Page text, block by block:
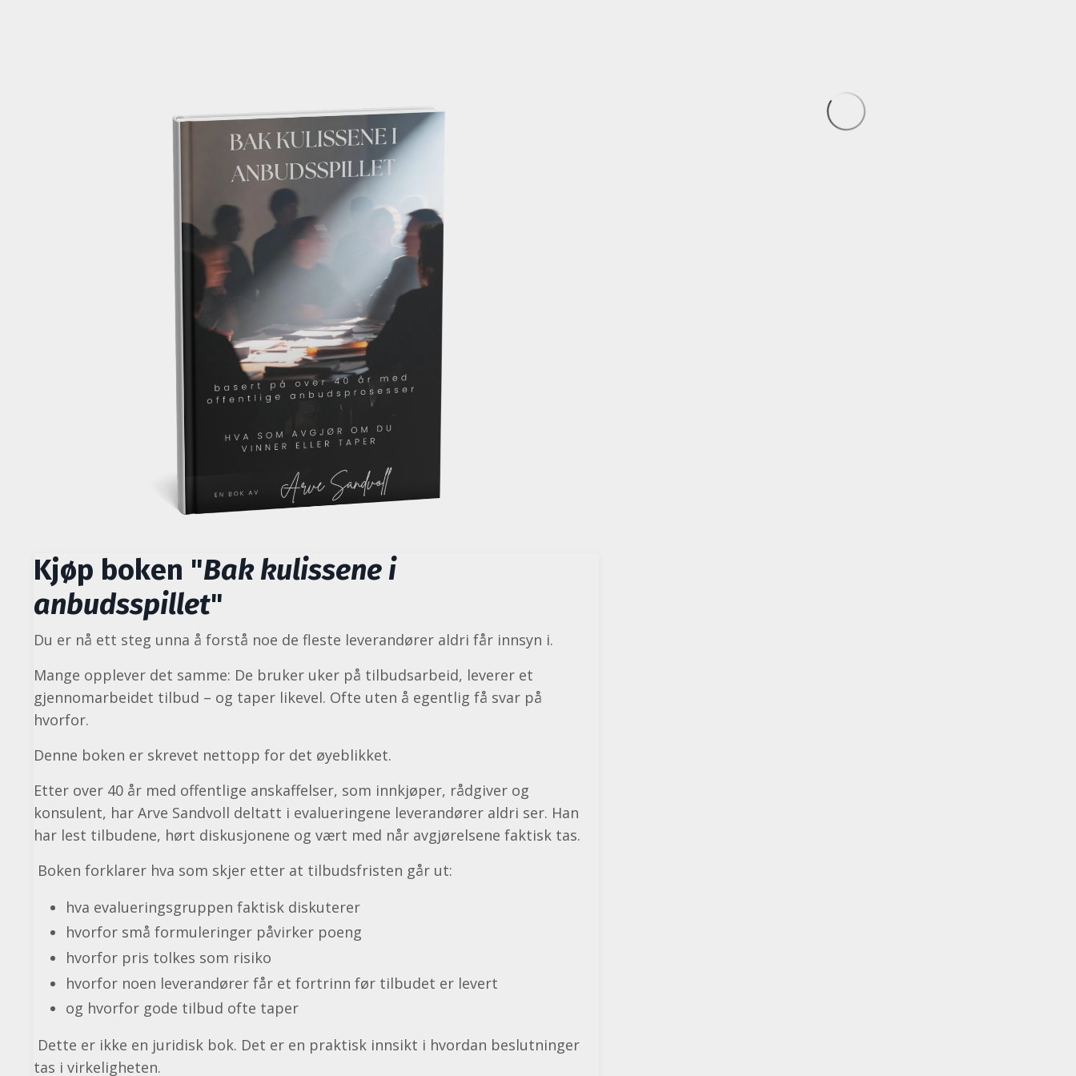
Kjøp boken "Bak kulissene i
anbudsspillet"
Du er nå ett steg unna å forstå noe de fleste leverandører aldri får innsyn i.
Mange opplever det samme: De bruker uker på tilbudsarbeid, leverer et
gjennomarbeidet tilbud – og taper likevel. Ofte uten å egentlig få svar på
hvorfor.
Denne boken er skrevet nettopp for det øyeblikket.
Etter over 40 år med offentlige anskaffelser, som innkjøper, rådgiver og
konsulent, har Arve Sandvoll deltatt i evalueringene leverandører aldri ser. Han
har lest tilbudene, hørt diskusjonene og vært med når avgjørelsene faktisk tas.
Boken forklarer hva som skjer etter at tilbudsfristen går ut:
hva evalueringsgruppen faktisk diskuterer
hvorfor små formuleringer påvirker poeng
hvorfor pris tolkes som risiko
hvorfor noen leverandører får et fortrinn før tilbudet er levert
og hvorfor gode tilbud ofte taper
Dette er ikke en juridisk bok. Det er en praktisk innsikt i hvordan beslutninger
tas i virkeligheten.